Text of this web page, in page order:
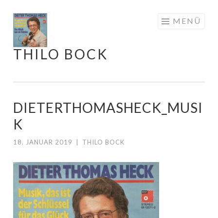
Springe
zum
Inhalt
THILO BOCK
MENÜ
DIETERTHOMASHECK_MUSI
K
18. JANUAR 2019 THILO BOCK